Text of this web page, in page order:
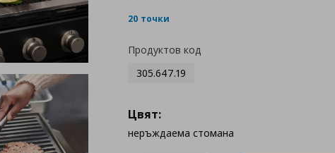
20 точки
Продуктов код
305.647.19
Цвят:
неръждаема стомана